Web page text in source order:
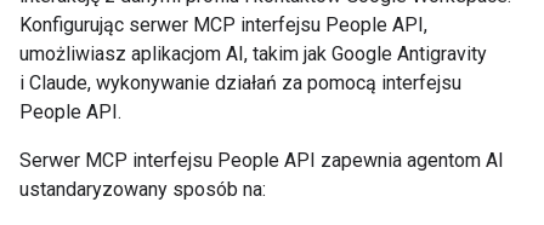
Konfigurując serwer MCP interfejsu People API,
umożliwiasz aplikacjom AI, takim jak Google Antigravity
i Claude, wykonywanie działań za pomocą interfejsu
People API.
Serwer MCP interfejsu People API zapewnia agentom AI
ustandaryzowany sposób na: